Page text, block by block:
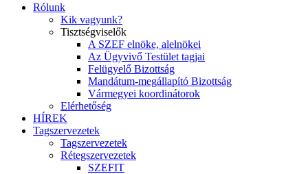
Rólunk
Kik vagyunk?
Tisztségviselők
A SZEF elnöke, alelnökei
Az Ügyvivő Testület tagjai
Felügyelő Bizottság
Mandátum-megállapító Bizottság
Vármegyei koordinátorok
Elérhetőség
HÍREK
Tagszervezetek
Tagszervezetek
Rétegszervezetek
SZEFIT